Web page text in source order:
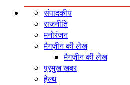
संपादकीय
राजनीति
मनोरंजन
मैगज़ीन की लेख
मैगज़ीन की लेख
प्रमुख खबर
हेल्थ